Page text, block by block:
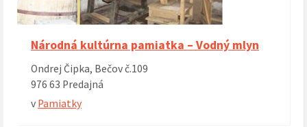
Národná kultúrna pamiatka – Vodný mlyn
Ondrej Čipka, Bečov č.109
976 63 Predajná
v Pamiatky